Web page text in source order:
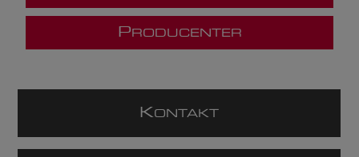
P RODUCENTER
KONTAKT